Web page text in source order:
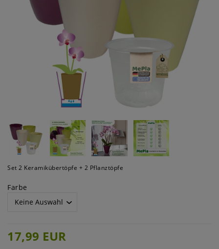
Set 2 Keramikübertöpfe + 2 Pflanztöpfe
Farbe
17,99 EUR